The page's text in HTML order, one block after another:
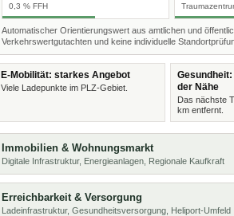
0,3 % FFH
Automatischer Orientierungswert aus amtlichen und
Verkehrswertgutachten und keine individuelle
E-Mobilität: starkes Angebot
Viele Ladepunkte im PLZ-Gebiet.
der Nähe
Das nächste
km entfernt.
Immobilien & Wohnungsmarkt
Digitale Infrastruktur, Energieanlagen, Regionale Kaufkraft
Erreichbarkeit & Versorgung
Ladeinfrastruktur, Gesundheitsversorgung, Heliport-Umfeld